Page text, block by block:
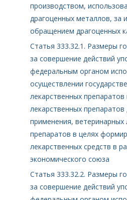
производством,
драгоценных металлов, за
обращением драгоценных
Статья 333.32.1. Размеры
за совершение действий
федеральным органом
осуществлении
лекарственных препаратов
лекарственных
применения, ветеринарных
препаратов в целях
лекарственных средств в
экономического союза
Статья 333.32.2. Размеры
за совершение действий